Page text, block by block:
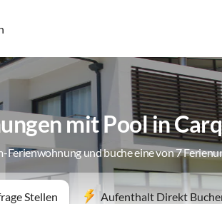
mit Pool in
Ferienwohnung und buche eine von 7
Stellen Aufenthalt Direkt